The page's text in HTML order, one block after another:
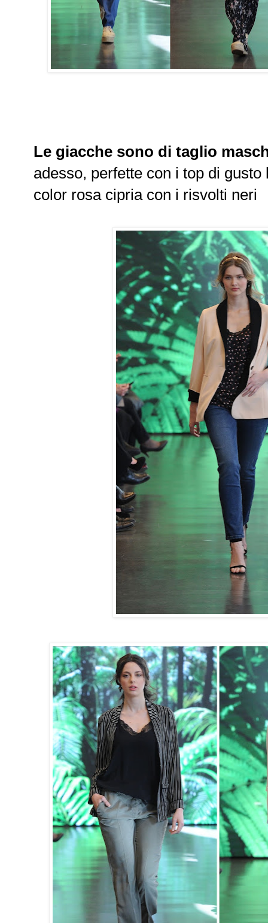
Le giacche sono di taglio
adesso, perfette con i top di
color rosa cipria con i risvolti neri